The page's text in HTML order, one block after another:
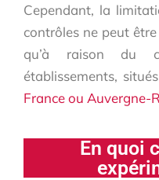
Cependant, la
contrôles ne peut
qu’à raison du
établissements, situés
France ou Auvergne-
En quoi